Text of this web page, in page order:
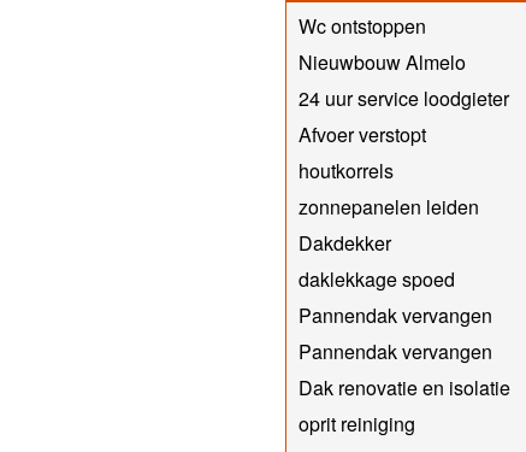
Wc ontstoppen
Nieuwbouw Almelo
24 uur service loodgieter
Afvoer verstopt
houtkorrels
zonnepanelen leiden
Dakdekker
daklekkage spoed
Pannendak vervangen
Pannendak vervangen
Dak renovatie en isolatie
oprit reiniging